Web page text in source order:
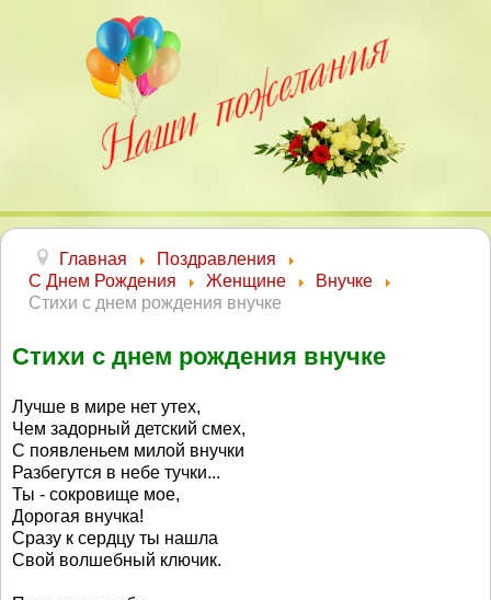
Главная
Поздравления
С Днем Рождения
Женщине
Внучке
Стихи с днем рождения внучке
Стихи с днем рождения внучке
Лучше в мире нет утех,
Чем задорный детский смех,
С появленьем милой внучки
Разбегутся в небе тучки...
Ты - сокровище мое,
Дорогая внучка!
Сразу к сердцу ты нашла
Свой волшебный ключик.